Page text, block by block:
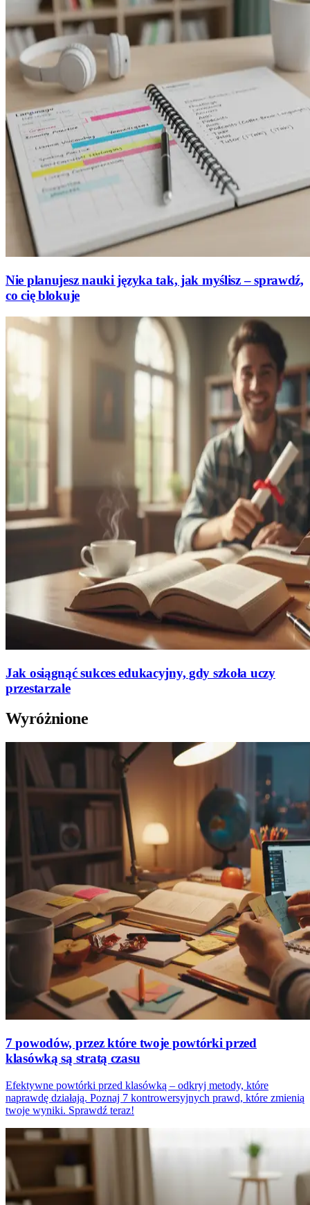
Nie planujesz nauki języka tak, jak myślisz – sprawdź,
co cię blokuje
Jak osiągnąć sukces edukacyjny, gdy szkoła uczy
przestarzale
Wyróżnione
7 powodów, przez które twoje powtórki przed
klasówką są stratą czasu
Efektywne powtórki przed klasówką – odkryj metody, które
naprawdę działają. Poznaj 7 kontrowersyjnych prawd, które zmienią
twoje wyniki. Sprawdź teraz!